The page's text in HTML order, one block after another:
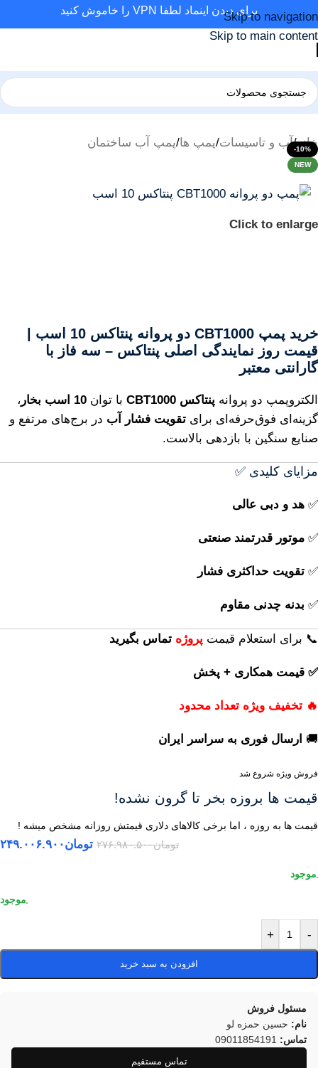
Skip to navigation
Skip to main content
برای دیدن اینماد لطفا VPN را خاموش کنید
خانه/آب و تاسیسات/پمپ ها/پمپ آب ساختمان
-10%
NEW
Click to enlarge
خرید پمپ CBT1000 دو پروانه پنتاکس 10 اسب |
قیمت روز نمایندگی اصلی پنتاکس – سه فاز با
گارانتی معتبر
الکتروپمپ دو پروانه پنتاکس CBT1000 با توان 10 اسب بخار
،
گزینه‌ای فوق‌حرفه‌ای برای تقویت فشار آب در برج‌های مرتفع و
صنایع سنگین با بازدهی بالاست.
مزایای کلیدی ✅
✅ هد و دبی عالی
✅ موتور قدرتمند صنعتی
✅ تقویت حداکثری فشار
✅ بدنه چدنی مقاوم
📞 برای استعلام قیمت پروژه تماس بگیرید
✅ قیمت همکاری + پخش
🔥 تخفیف ویژه تعداد محدود
🚚 ارسال فوری به سراسر ایران
فروش ویژه شروع شد
قیمت ها بروزه بخر تا گرون نشده!
قیمت ها به روزه ، اما برخی کالاهای دلاری قیمتش روزانه مشخص میشه !
تومان۲۷۶.۹۸۰.۵۰۰ تومان۲۴۹.۰۰۶.۹۰۰
-
+
افزودن به سبد خرید
مسئول فروش
نام: حسین حمزه لو
تماس: 09011854191
تماس مستقیم